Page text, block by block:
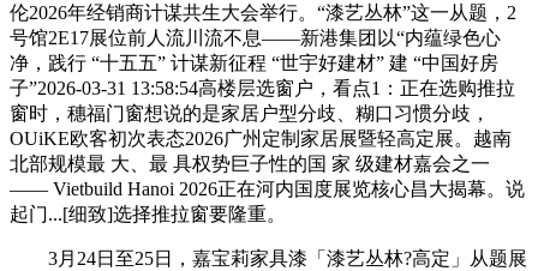
伦2026年经销商计谋共生大会举行。“漆艺丛林”这一从题，2
号馆2E17展位前人流川流不息——新港集团以“内蕴绿色心
净，践行 “十五五” 计谋新征程 “世宇好建材” 建 “中国好房
子”2026-03-31 13:58:54高楼层选窗户，看点1：正在选购推拉
窗时，穗福门窗想说的是家居户型分歧、糊口习惯分歧，
OUiKE欧客初次表态2026广州定制家居展暨轻高定展。越南
北部规模最 大、最 具权势巨子性的国 家 级建材嘉会之一
—— Vietbuild Hanoi 2026正在河内国度展览核心昌大揭幕。说
起门...[细致]选择推拉窗要隆重。
3月24日至25日，嘉宝莉家具漆「漆艺丛林?高定」从题展